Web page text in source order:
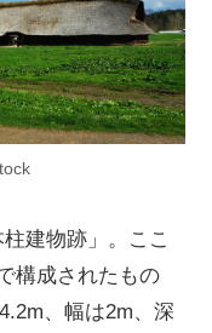
建物跡」。ここ
構成されたもの
、幅は2m、深